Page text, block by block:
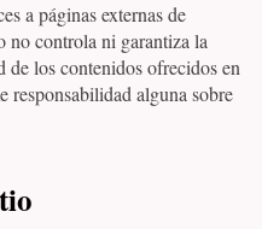
a páginas externas de
no controla ni garantiza la
los contenidos ofrecidos en
responsabilidad alguna sobre